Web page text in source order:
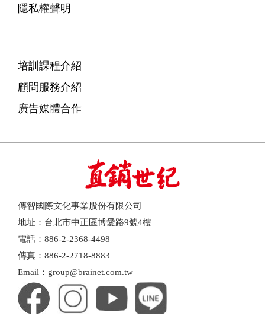
隱私權聲明
培訓課程介紹
顧問服務介紹
廣告媒體合作
傳智國際文化事業股份有限公司
地址：台北市中正區博愛路9號4樓
電話：886-2-2368-4498
傳真：886-2-2718-8883
Email：group@brainet.com.tw